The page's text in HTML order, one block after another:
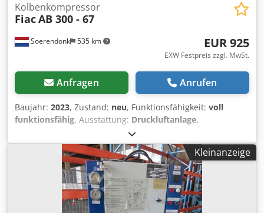
Soerendonk 535 km
Kolbenkompressor
FiacAB 300 - 67
EUR 925
EXW Festpreis zzgl. MwSt.
Anfragen Anrufen
Baujahr: 2023, Zustand: neu, Funktionsfähigkeit: voll
funktionsfähig, Ausstattung: Druckluftanlage,
, FIAC AB 300 - 678 - Übergroßes Modell, sehr
konkurrenzfähiger Preis. - Mehrere ab Lager verfügbar.
Spezifikationen: Tank: 270L Kompressorleistung: 650 L/min
Crsdpfx Akju Dxu Heaef Druck: 10 bar KW: 4 Pumpentyp:
AB 678 2/2 UMDREHUNGEN PRO MINUTE: 1000 Kode:
1121560311 EAN: 8020119109861 Abmessungen:
1600x560x1040 mm LxBxH
Kleinanzeige